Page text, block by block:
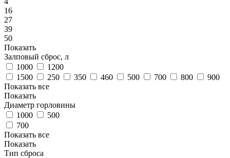
16
27
39
50
Показать
Залповый сброс, л
1000
1200
1500
250 350 460 500 700 800
900
Показать все
Показать
Диаметр горловины
1000
500
700
Показать все
Показать
Тип сброса